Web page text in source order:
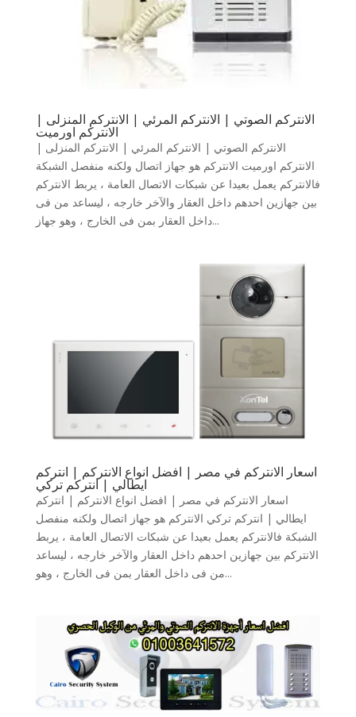
الانتركم الصوتي | الانتركم المرئي | الانتركم المنزلى |
الانتركم اورميت
الانتركم الصوتي | الانتركم المرئي | الانتركم المنزلى |
الانتركم اورميت الانتركم هو جهاز اتصال ولكنه منفصل الشبكة
فالانتركم يعمل بعيدا عن شبكات الاتصال العامة ، يربط الانتركم
بين جهازين احدهم داخل العقار والآخر خارجه ، ليساعد من فى
داخل العقار بمن فى الخارج ، وهو جهاز...
اسعار الانتركم في مصر | افضل انواع الانتركم | انتركم
ايطالي | انتركم تركي
اسعار الانتركم في مصر | افضل انواع الانتركم | انتركم
ايطالي | انتركم تركي الانتركم هو جهاز اتصال ولكنه منفصل
الشبكة فالانتركم يعمل بعيدا عن شبكات الاتصال العامة ، يربط
الانتركم بين جهازين احدهم داخل العقار والآخر خارجه ، ليساعد
من فى داخل العقار بمن فى الخارج ، وهو...